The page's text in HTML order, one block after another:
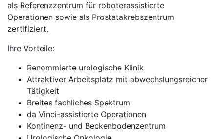
als Referenzzentrum für roboterassistierte
Operationen sowie als Prostatakrebszentrum
zertifiziert.
Ihre Vorteile:
Renommierte urologische Klinik
Attraktiver Arbeitsplatz mit abwechslungsreicher
Tätigkeit
Breites fachliches Spektrum
da Vinci-assistierte Operationen
Kontinenz- und Beckenbodenzentrum